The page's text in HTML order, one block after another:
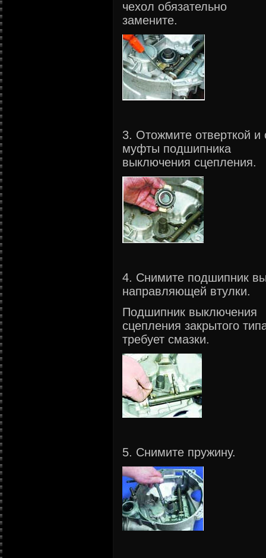
чехол обязательно
замените.
3. Отожмите отверткой
муфты подшипника
выключения сцепления.
4. Снимите подшипник
направляющей втулки.
Подшипник выключения
сцепления закрытого
требует смазки.
5. Снимите пружину.